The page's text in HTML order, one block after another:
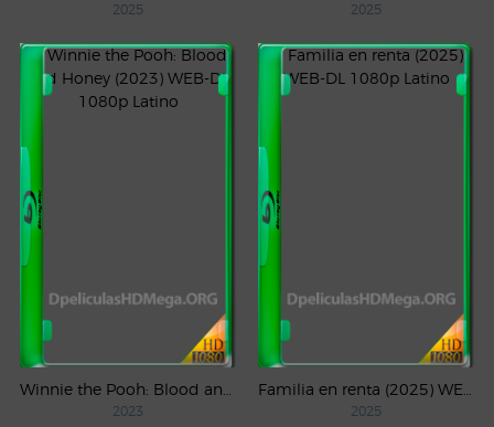
2025 2025
2023 2025